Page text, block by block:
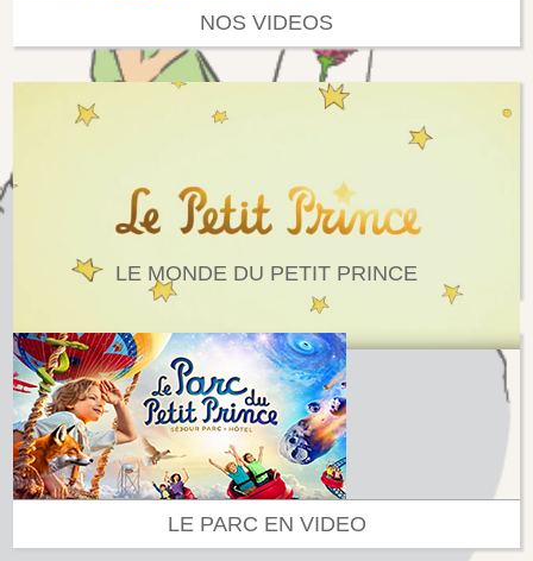
NOS VIDEOS
LE MONDE DU PETIT PRINCE
LE PARC EN VIDEO